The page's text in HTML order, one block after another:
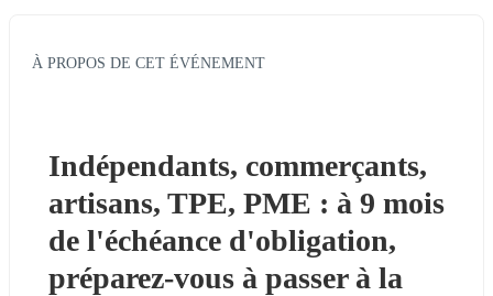
À PROPOS DE CET ÉVÉNEMENT
Indépendants, commerçants,
artisans, TPE, PME : à 9 mois
de l'échéance d'obligation,
préparez-vous à passer à la